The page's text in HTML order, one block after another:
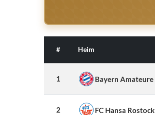
# Heim
1 Bayern Amateure
2 FC Hansa Rostock